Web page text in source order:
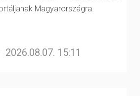
Magyarországra.
2026.08.07. 15:11